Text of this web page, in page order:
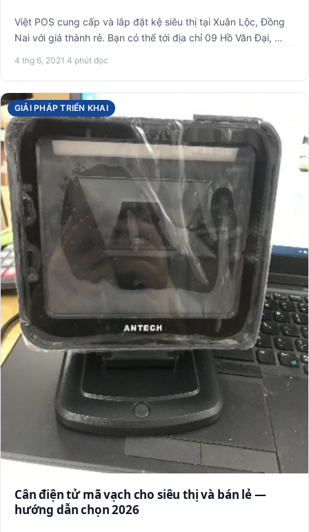
Việt POS cung cấp và lắp đặt kệ siêu thị tại Xuân Lộc, Đồng
Nai với giá thành rẻ. Bạn có thể tới địa chỉ 09 Hồ Văn Đại, …
4 thg 6, 2021 ·4 phút đọc
GIẢI PHÁP TRIỂN KHAI
Cân điện tử mã vạch cho siêu thị và bán lẻ —
hướng dẫn chọn 2026